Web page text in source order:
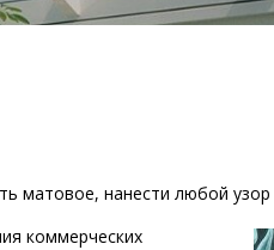
матовое, нанести любой узор
коммерческих